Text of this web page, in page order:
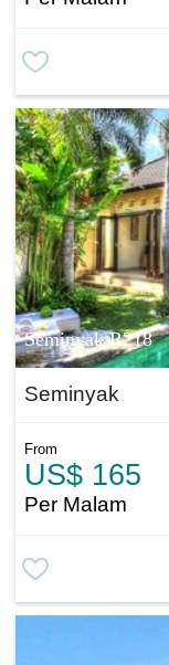
Seminyak R218
Seminyak
From
US$ 165
Per Malam